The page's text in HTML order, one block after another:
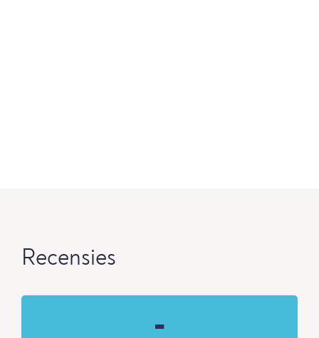
Recensies
-